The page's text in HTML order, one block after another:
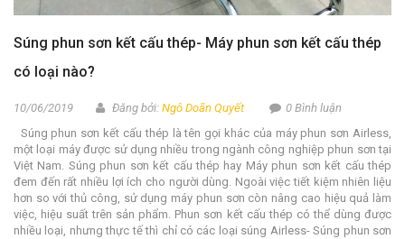
Súng phun sơn kết cấu thép- Máy phun sơn kết cấu thép
có loại nào?
10/06/2019 Đăng bởi: Ngô Doãn Quyết
0 Bình luận
Súng phun sơn kết cấu thép là tên gọi khác của máy phun sơn Airless,
một loại máy được sử dụng nhiều trong ngành công nghiệp phun sơn tại
Việt Nam. Súng phun sơn kết cấu thép hay Máy phun sơn kết cấu thép
đem đến rất nhiều lợi ích cho người dùng. Ngoài việc tiết kiệm nhiên liệu
hơn so với thủ công, sử dụng máy phun sơn còn nâng cao hiệu quả làm
việc, hiệu suất trên sản phẩm. Phun sơn kết cấu thép có thể dùng được
nhiều loại, nhưng thực tế thì chỉ có các loại súng Airless- Súng phun sơn